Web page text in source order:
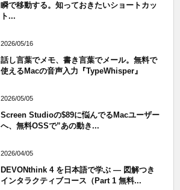
瞬で移動する。知っておきたいショートカッ
ト...
2026/05/16
話し言葉でメモ、書き言葉でメール。無料で
使えるMacの音声入力『TypeWhisper』
2026/05/05
Screen Studioの$89に悩んでるMacユーザー
へ、無料OSSで”あの動き...
2026/04/05
DEVONthink 4 を日本語で学ぶ — 図解つき
インタラクティブコース（Part 1 無料...